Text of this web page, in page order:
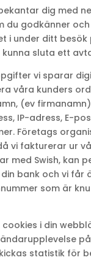
dig med
du godkänner
i under ditt
sluta ett
vi sparar
våra kunders
(ev
IP-adress, E-
Företags
vi fakturerar ur
med Swish, kan
bank och vi får
som är
cookies i din
statistik för